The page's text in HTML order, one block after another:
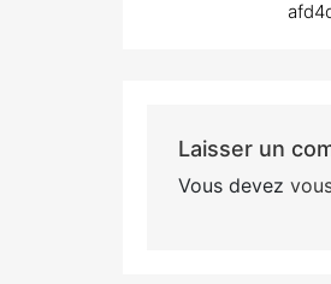
Laisser un
Vous devez